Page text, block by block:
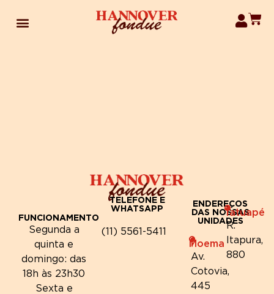
FUNCIONAMENTO
Segunda a
quinta e
domingo: das
18h às 23h30
Sexta e
TELEFONE E
WHATSAPP
(11) 5561-5411
ENDEREÇOS
DAS NOSSAS
UNIDADES
Moema
Av.
Cotovia,
445
Tatuapé
R.
Itapura,
880